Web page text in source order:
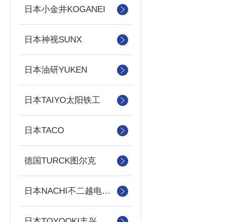
日本小金井KOGANEI
日本神视SUNX
日本油研YUKEN
日本TAIYO太阳铁工
日本TACO
德国TURCK图尔克
日本NACHI不二越电磁阀/泵